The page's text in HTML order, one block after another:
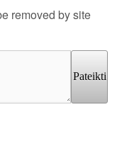
removed by site
Pateikti